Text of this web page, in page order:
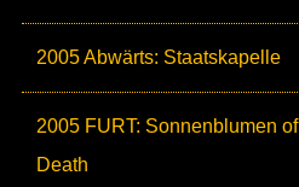
2005 Abwärts: Staatskapelle
2005 FURT: Sonnenblumen of
Death